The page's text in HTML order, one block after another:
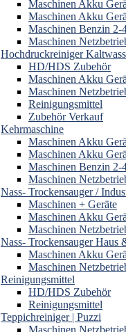
Maschinen Akku
Maschinen Akku
Maschinen Benzin 2-
Maschinen
Hochdruckreiniger
HD/HDS Zubehör
Maschinen Akku
Maschinen
Reinigungsmittel
Zubehör Verkauf
Kehrmaschine
Maschinen Akku
Maschinen Akku
Maschinen Benzin 2-
Maschinen
Nass- Trockensauger /
Maschinen + Geräte
Maschinen Akku
Maschinen
Nass- Trockensauger Haus
Maschinen Akku
Maschinen
Reinigungsmittel
HD/HDS Zubehör
Reinigungsmittel
Teppichreiniger | Puzzi
Maschinen